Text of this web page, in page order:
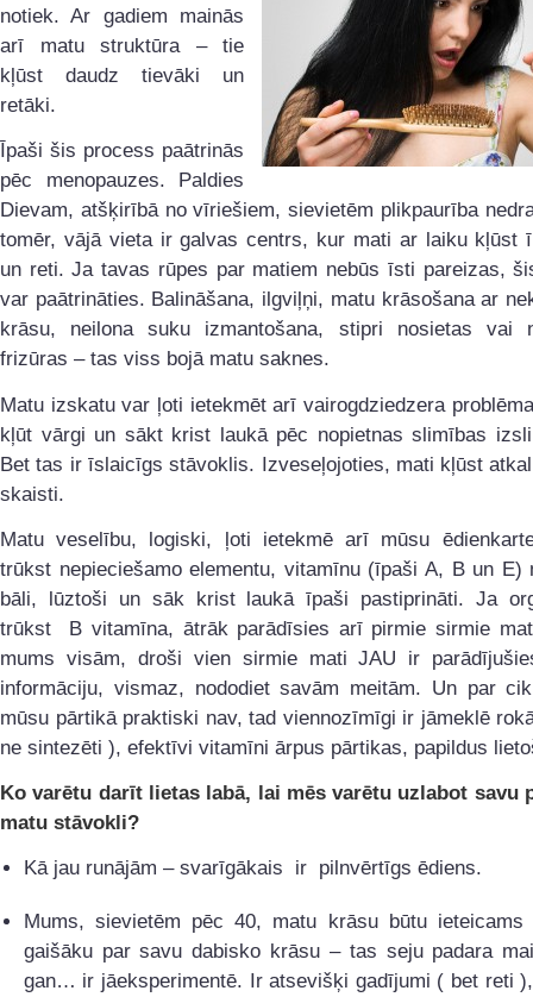
notiek. Ar gadiem mainās
arī matu struktūra – tie
kļūst daudz tievāki un
retāki.
Īpaši šis process paātrinās
pēc menopauzes. Paldies
Dievam, atšķirībā no vīriešiem, sievietēm plikpaurība
tomēr, vājā vieta ir galvas centrs, kur mati ar laiku kļūst
un reti. Ja tavas rūpes par matiem nebūs īsti pareizas,
var paātrināties. Balināšana, ilgviļņi, matu krāsošana ar
krāsu, neilona suku izmantošana, stipri nosietas vai
frizūras – tas viss bojā matu saknes.
Matu izskatu var ļoti ietekmēt arī vairogdziedzera
kļūt vārgi un sākt krist laukā pēc nopietnas slimības
Bet tas ir īslaicīgs stāvoklis. Izveseļojoties, mati kļūst
skaisti.
Matu veselību, logiski, ļoti ietekmē arī mūsu
trūkst nepieciešamo elementu, vitamīnu (īpaši A, B un E)
bāli, lūztoši un sāk krist laukā īpaši pastiprināti. Ja
trūkst B vitamīna, ātrāk parādīsies arī pirmie sirmie
mums visām, droši vien sirmie mati JAU ir
informāciju, vismaz, nododiet savām meitām. Un par
mūsu pārtikā praktiski nav, tad viennozīmīgi ir jāmeklē
ne sintezēti ), efektīvi vitamīni ārpus pārtikas, papildus
Ko varētu darīt lietas labā, lai mēs varētu uzlabot savu
matu stāvokli?
Kā jau runājām – svarīgākais ir pilnvērtīgs ēdiens.
Mums, sievietēm pēc 40, matu krāsu būtu ieteicams
gaišāku par savu dabisko krāsu – tas seju padara
gan… ir jāeksperimentē. Ir atsevišķi gadījumi ( bet reti